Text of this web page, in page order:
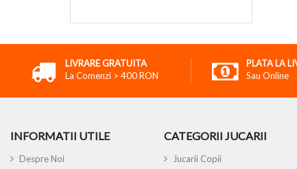
LIVRARE GRATUITA
La Comenzi > 400 RON
PLATA LA
Sau Online
INFORMATII UTILE
Despre Noi
CATEGORII JUCARII
Jucarii Copii